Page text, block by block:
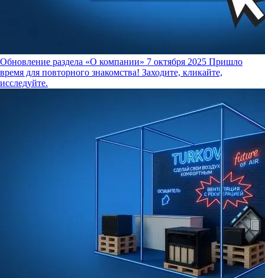
Обновление раздела «О компании» 7 октября 2025 Пришло
время для повторного знакомства! Заходите, кликайте,
исследуйте.